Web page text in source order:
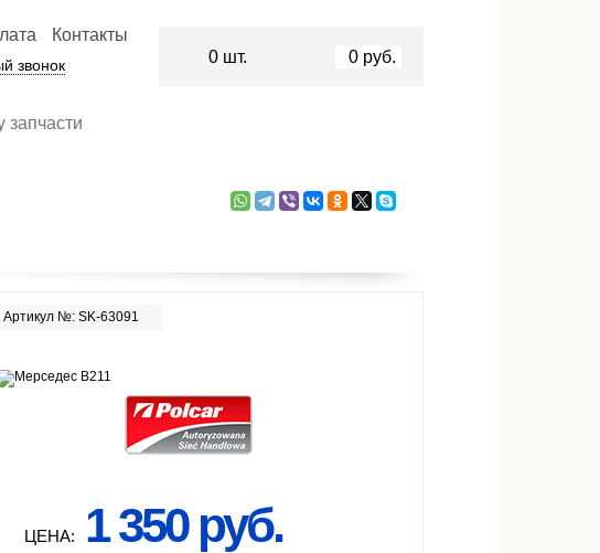
Артикул №: SK-63091
ЦЕНА: 1 350 руб.
Контакты
звонок 0 шт. 0 руб.